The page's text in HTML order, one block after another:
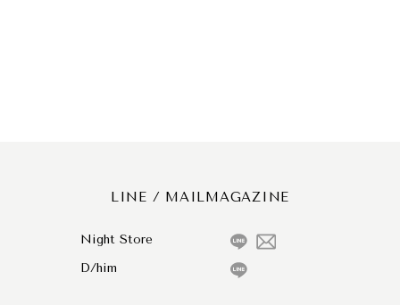
LINE / MAILMAGAZINE
Night Store
D/him